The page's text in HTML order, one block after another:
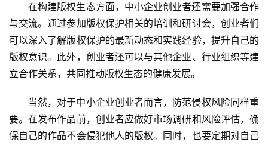
在构建版权生态方面，中小企业创业者还需要加强合作
与交流。通过参加版权保护相关的培训和研讨会，创业者们
可以深入了解版权保护的最新动态和实践经验，提升自己的
版权意识。此外，创业者还可以与其他企业、行业组织等建
立合作关系，共同推动版权生态的健康发展。
当然，对于中小企业创业者而言，防范侵权风险同样重
要。在发布作品前，创业者应做好市场调研和风险评估，确
保自己的作品不会侵犯他人的版权。同时，也要定期对自己